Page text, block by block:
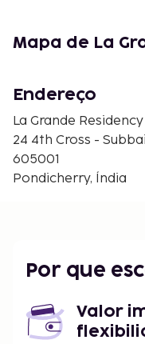
Mapa de La
Endereço
La Grande Residency
24 4th Cross -
605001
Pondicherry, Índia
Por que
Valor